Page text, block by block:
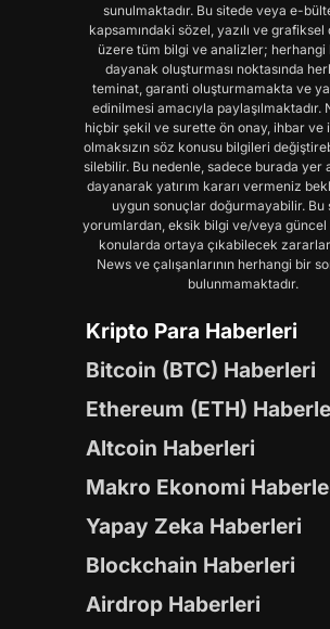
sunulmaktadır. Bu sitede veya e-
kapsamındaki sözel, yazılı ve
üzere tüm bilgi ve analizler; herhangi
dayanak oluşturması noktasında
teminat, garanti oluşturmamakta ve
edinilmesi amacıyla paylaşılmaktadır.
hiçbir şekil ve surette ön onay, ihbar ve
olmaksızın söz konusu bilgileri
silebilir. Bu nedenle, sadece burada yer
dayanarak yatırım kararı vermeniz
uygun sonuçlar doğurmayabilir. Bu
yorumlardan, eksik bilgi ve/veya güncel
konularda ortaya çıkabilecek
News ve çalışanlarının herhangi bir
bulunmamaktadır.
Kripto Para Haberleri
Bitcoin (BTC) Haberleri
Ethereum (ETH)
Altcoin Haberleri
Makro Ekonomi
Yapay Zeka Haberleri
Blockchain Haberleri
Airdrop Haberleri